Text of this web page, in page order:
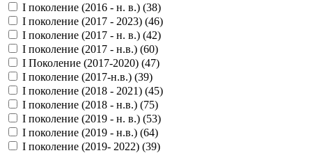
I поколение (2016 - н. в.) (38)
I поколение (2017 - 2023) (46)
I поколение (2017 - н. в.) (42)
I поколение (2017 - н.в.) (60)
I Поколение (2017-2020) (47)
I поколение (2017-н.в.) (39)
I поколение (2018 - 2021) (45)
I поколение (2018 - н.в.) (75)
I поколение (2019 - н. в.) (53)
I поколение (2019 - н.в.) (64)
I поколение (2019- 2022) (39)